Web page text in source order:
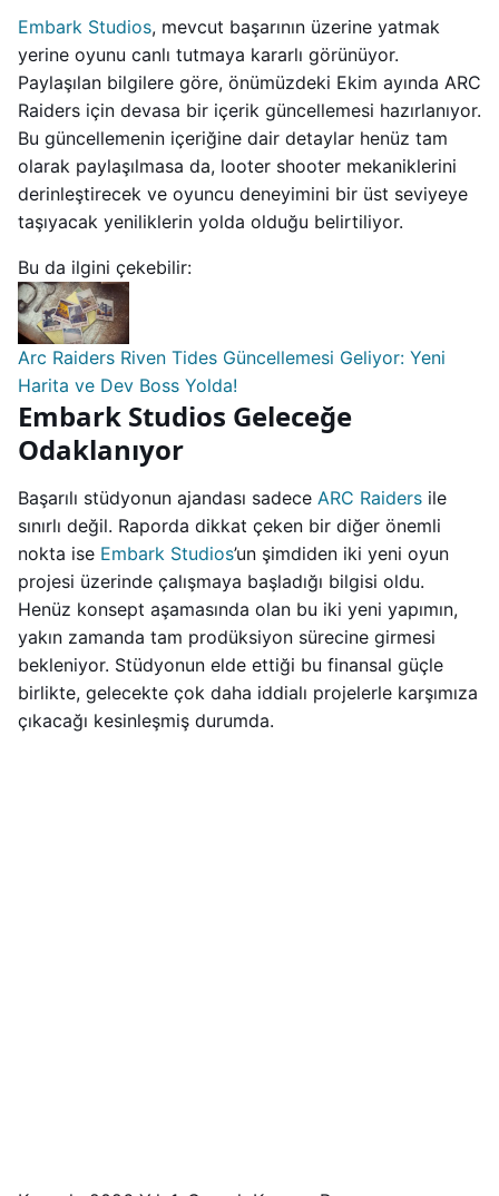
Embark Studios, mevcut başarının üzerine yatmak
yerine oyunu canlı tutmaya kararlı görünüyor.
Paylaşılan bilgilere göre, önümüzdeki Ekim ayında ARC
Raiders için devasa bir içerik güncellemesi hazırlanıyor.
Bu güncellemenin içeriğine dair detaylar henüz tam
olarak paylaşılmasa da, looter shooter mekaniklerini
derinleştirecek ve oyuncu deneyimini bir üst seviyeye
taşıyacak yeniliklerin yolda olduğu belirtiliyor.
Bu da ilgini çekebilir:
Arc Raiders Riven Tides Güncellemesi Geliyor: Yeni
Harita ve Dev Boss Yolda!
Embark Studios Geleceğe
Odaklanıyor
Başarılı stüdyonun ajandası sadece ARC Raiders ile
sınırlı değil. Raporda dikkat çeken bir diğer önemli
nokta ise Embark Studios’un şimdiden iki yeni oyun
projesi üzerinde çalışmaya başladığı bilgisi oldu.
Henüz konsept aşamasında olan bu iki yeni yapımın,
yakın zamanda tam prodüksiyon sürecine girmesi
bekleniyor. Stüdyonun elde ettiği bu finansal güçle
birlikte, gelecekte çok daha iddialı projelerle karşımıza
çıkacağı kesinleşmiş durumda.